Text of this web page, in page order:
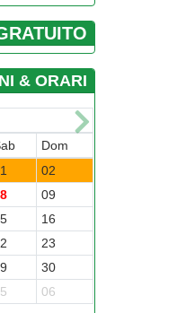
& ORARI
Dom
02
09
16
23
30
06